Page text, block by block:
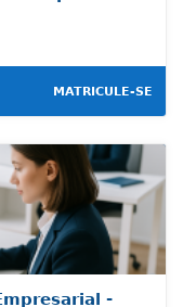
MATRICULE-SE
-